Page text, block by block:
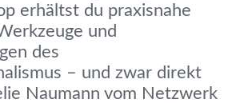
erhältst du praxisnahe
und
des
– und zwar direkt
Naumann vom Netzwerk